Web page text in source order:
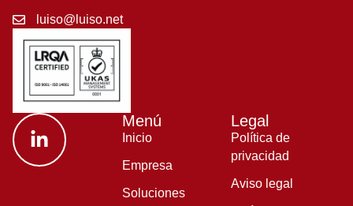
luiso@luiso.net
Menú
Inicio
Empresa
Soluciones
Legal
Política de
privacidad
Aviso legal